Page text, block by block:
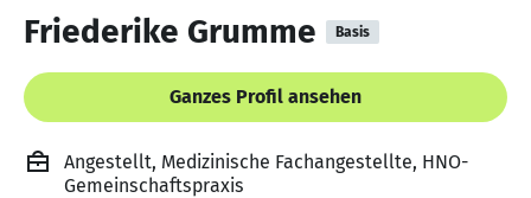
Friederike Grumme Basis
Ganzes Profil ansehen
Angestellt, Medizinische Fachangestellte, HNO-
Gemeinschaftspraxis